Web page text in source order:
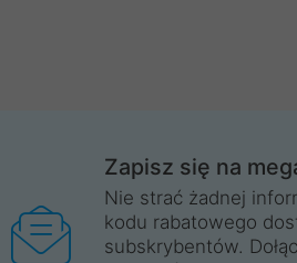
Zapisz się na
Nie strać żadnej
kodu rabatowego
subskrybentów.